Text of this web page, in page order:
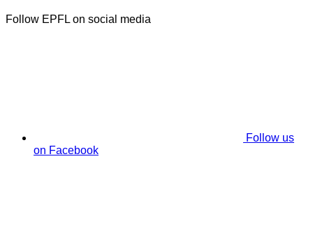
Follow EPFL on social media
Follow us
on Facebook